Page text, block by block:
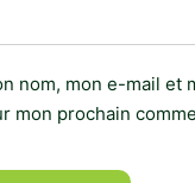
nom, mon e-mail et
mon prochain